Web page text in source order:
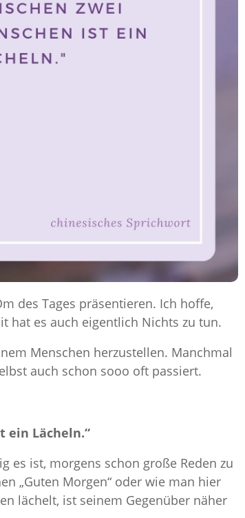
des Tages präsentieren. Ich hoffe,
hat es auch eigentlich Nichts zu tun.
Menschen herzustellen. Manchmal
auch schon sooo oft passiert.
ein Lächeln.“
es ist, morgens schon große Reden zu
„Guten Morgen“ oder wie man hier
lächelt, ist seinem Gegenüber näher